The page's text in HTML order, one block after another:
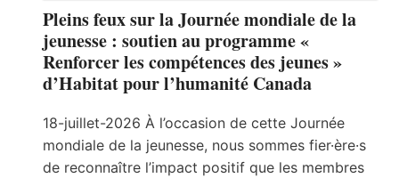
Pleins feux sur la Journée mondiale de la
jeunesse : soutien au programme «
Renforcer les compétences des jeunes »
d’Habitat pour l’humanité Canada
18-juillet-2026 À l’occasion de cette Journée
mondiale de la jeunesse, nous sommes fier·ère·s
de reconnaître l’impact positif que les membres